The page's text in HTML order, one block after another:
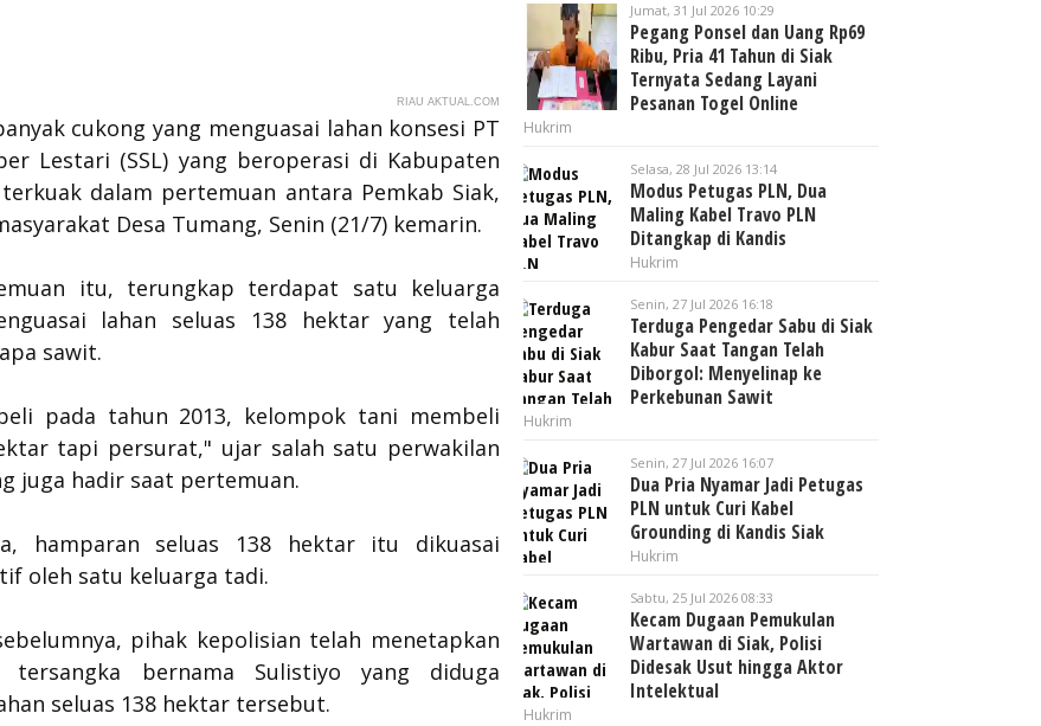
RIAU AKTUAL.COM
cukong yang menguasai lahan konsesi PT
Lestari (SSL) yang beroperasi di Kabupaten
dalam pertemuan antara Pemkab Siak,
Desa Tumang, Senin (21/7) kemarin.
itu, terungkap terdapat satu keluarga
lahan seluas 138 hektar yang telah
sawit.
pada tahun 2013, kelompok tani membeli
tapi persurat," ujar salah satu perwakilan
juga hadir saat pertemuan.
hamparan seluas 138 hektar itu dikuasai
oleh satu keluarga tadi.
pihak kepolisian telah menetapkan
bernama Sulistiyo yang diduga
seluas 138 hektar tersebut.
Jumat, 31 Jul 2026 10:29
Pegang Ponsel dan Uang Rp69
Ribu, Pria 41 Tahun di Siak
Ternyata Sedang Layani
Pesanan Togel Online
Hukrim
Selasa, 28 Jul 2026 13:14
Modus Petugas PLN, Dua
Maling Kabel Travo PLN
Ditangkap di Kandis
Hukrim
Senin, 27 Jul 2026 16:18
Terduga Pengedar Sabu di Siak
Kabur Saat Tangan Telah
Diborgol: Menyelinap ke
Perkebunan Sawit
Hukrim
Senin, 27 Jul 2026 16:07
Dua Pria Nyamar Jadi Petugas
PLN untuk Curi Kabel
Grounding di Kandis Siak
Hukrim
Sabtu, 25 Jul 2026 08:33
Kecam Dugaan Pemukulan
Wartawan di Siak, Polisi
Didesak Usut hingga Aktor
Intelektual
Hukrim